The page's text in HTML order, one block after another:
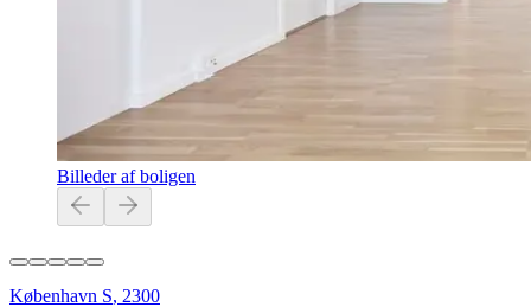
Billeder af boligen
København S, 2300